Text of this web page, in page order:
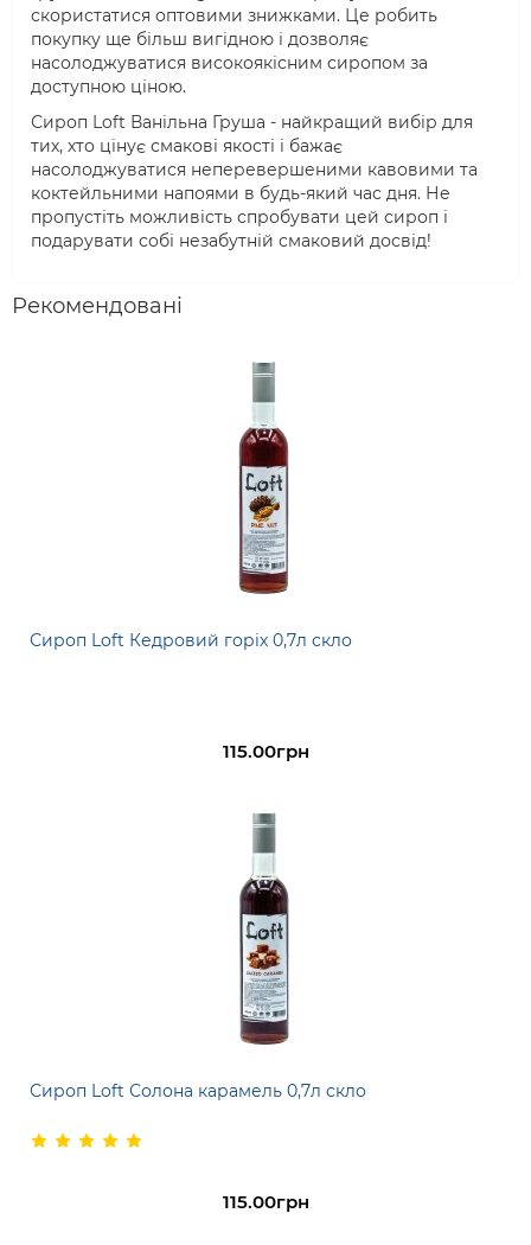
скористатися оптовими знижками. Це робить
покупку ще більш вигідною і дозволяє
насолоджуватися високоякісним сиропом за
доступною ціною.
Сироп Loft Ванільна Груша - найкращий вибір для
тих, хто цінує смакові якості і бажає
насолоджуватися неперевершеними кавовими та
коктейльними напоями в будь-який час дня. Не
пропустіть можливість спробувати цей сироп і
подарувати собі незабутній смаковий досвід!
Рекомендовані
Сироп Loft Кедровий горіх 0,7л скло
115.00грн
Сироп Loft Солона карамель 0,7л скло
115.00грн